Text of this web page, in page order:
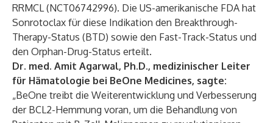
RRMCL (NCT06742996). Die US-amerikanische FDA hat
Sonrotoclax für diese Indikation den Breakthrough-
Therapy-Status (BTD) sowie den Fast-Track-Status und
den Orphan-Drug-Status erteilt.
Dr. med. Amit Agarwal, Ph.D., medizinischer Leiter
für Hämatologie bei BeOne Medicines, sagte:
„BeOne treibt die Weiterentwicklung und Verbesserung
der BCL2-Hemmung voran, um die Behandlung von